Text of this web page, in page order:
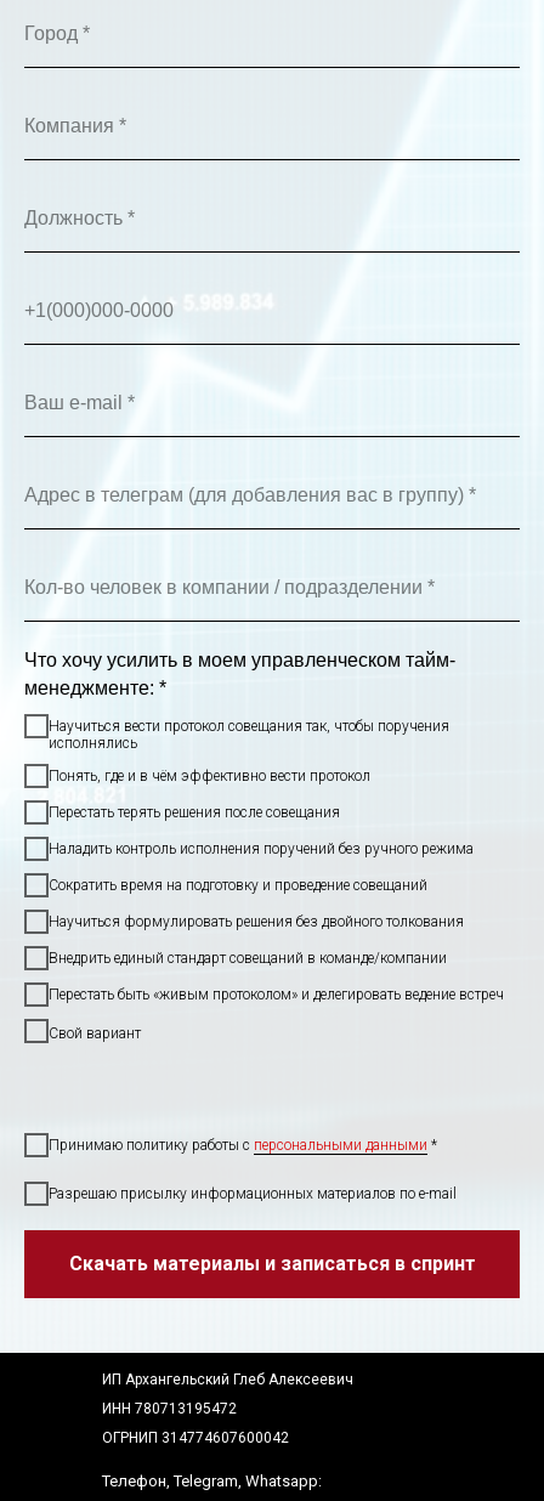
Что хочу усилить в моем управленческом тайм-
менеджменте: *
Научиться вести протокол совещания так, чтобы поручения
исполнялись
Понять, где и в чём эффективно вести протокол
Перестать терять решения после совещания
Наладить контроль исполнения поручений без ручного режима
Сократить время на подготовку и проведение совещаний
Научиться формулировать решения без двойного толкования
Внедрить единый стандарт совещаний в команде/компании
Перестать быть «живым протоколом» и делегировать ведение встреч
Свой вариант
Принимаю политику работы с персональными данными *
Разрешаю присылку информационных материалов по e-mail
Скачать материалы и записаться в спринт
ИП Архангельский Глеб Алексеевич
ИНН 780713195472
ОГРНИП 314774607600042
Телефон, Telegram, Whatsapp: